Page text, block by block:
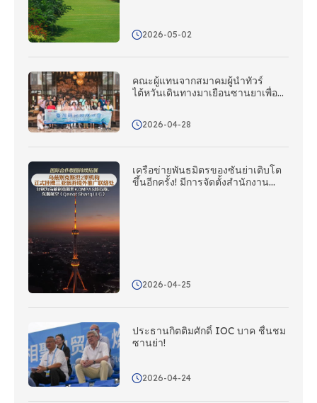
2026-05-02
คณะผู้แทนจากสมาคมผู้นําทัวร์
ไต้หวันเดินทางมาเยือนซานยาเพื่อ
หมาย!
2026-04-28
เครือข่ายพันธมิตรของซันย่าเติบโต
ขึ้นอีกครั้ง! มีการจัดตั้งสํานักงาน
2026-04-25
ประธานกิตติมศักดิ์ IOC บาค ชื่นชม
ซานย่า!
2026-04-24